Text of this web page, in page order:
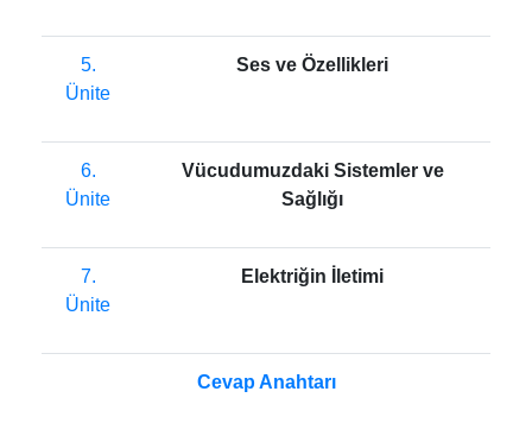
5.
Ünite
Ses ve Özellikleri
6.
Ünite
Vücudumuzdaki Sistemler ve
Sağlığı
7.
Ünite
Elektriğin İletimi
Cevap Anahtarı